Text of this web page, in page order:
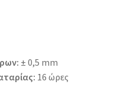
± 0,5 mm
16 ώρες